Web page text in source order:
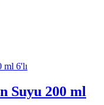
Suyu 200 ml